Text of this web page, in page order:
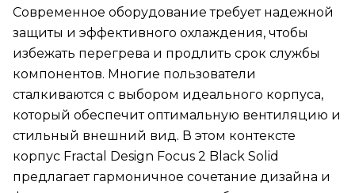
Современное оборудование требует надежной
защиты и эффективного охлаждения, чтобы
избежать перегрева и продлить срок службы
компонентов. Многие пользователи
сталкиваются с выбором идеального корпуса,
который обеспечит оптимальную вентиляцию и
стильный внешний вид. В этом контексте
корпус Fractal Design Focus 2 Black Solid
предлагает гармоничное сочетание дизайна и